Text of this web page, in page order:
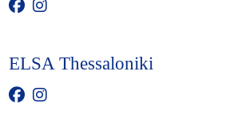
ELSA Thessaloniki